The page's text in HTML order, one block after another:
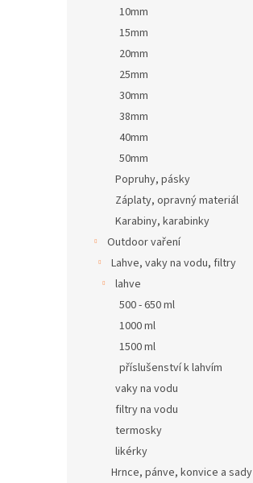
10mm
15mm
20mm
25mm
30mm
38mm
40mm
50mm
Popruhy, pásky
Záplaty, opravný materiál
Karabiny, karabinky
Outdoor vaření
Lahve, vaky na vodu, filtry
lahve
500 - 650 ml
1000 ml
1500 ml
příslušenství k lahvím
vaky na vodu
filtry na vodu
termosky
likérky
Hrnce, pánve, konvice a sady